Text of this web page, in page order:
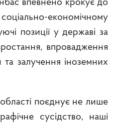
впевнено крокує до
економічному
позиції у державі за
впровадження
та залучення іноземних
поєднує не лише
сусідство, наші